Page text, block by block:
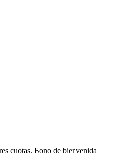
cuotas. Bono de bienvenida